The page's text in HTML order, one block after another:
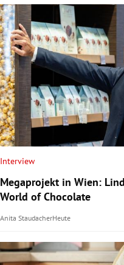
Interview
Megaprojekt in Wien:
World of Chocolate
Anita StaudacherHeute